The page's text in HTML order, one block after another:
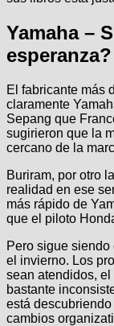
Yamaha –
esperanza?
El fabricante más
claramente
Sepang que
sugirieron que la
cercano de la
Buriram, por otro
realidad en ese
más rápido de
que el piloto
Pero sigue
el invierno. Los
sean atendidos,
bastante
está
cambios